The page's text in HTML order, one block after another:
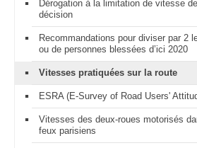
Dérogation à la limitation de vitesse
décision
Recommandations pour diviser par 2
ou de personnes blessées d’ici 2020
Vitesses pratiquées sur la route
ESRA (E-Survey of Road Users'
Vitesses des deux-roues motorisés
feux parisiens